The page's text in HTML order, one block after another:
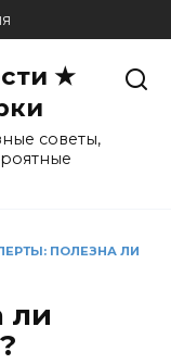
★
советы,
ПОЛЕЗНА ЛИ
ли